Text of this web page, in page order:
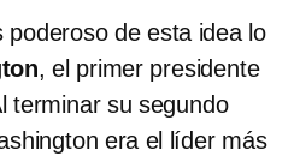
poderoso de esta idea lo
, el primer presidente
terminar su segundo
era el líder más